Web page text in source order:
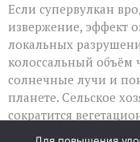
Если супервулкан
извержение, эффект
локальных
колоссальный объём
солнечные лучи и
планете. Сельское
сократится
гибели посевов, а